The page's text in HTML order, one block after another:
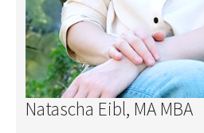
Natascha Eibl, MA MBA